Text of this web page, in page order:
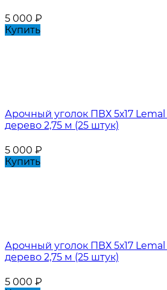
5 000 ₽
Купить
Арочный уголок ПВХ 5х17
дерево 2,75 м (25 штук)
5 000 ₽
Купить
Арочный уголок ПВХ 5х17 Lemal
дерево 2,75 м (25 штук)
5 000 ₽